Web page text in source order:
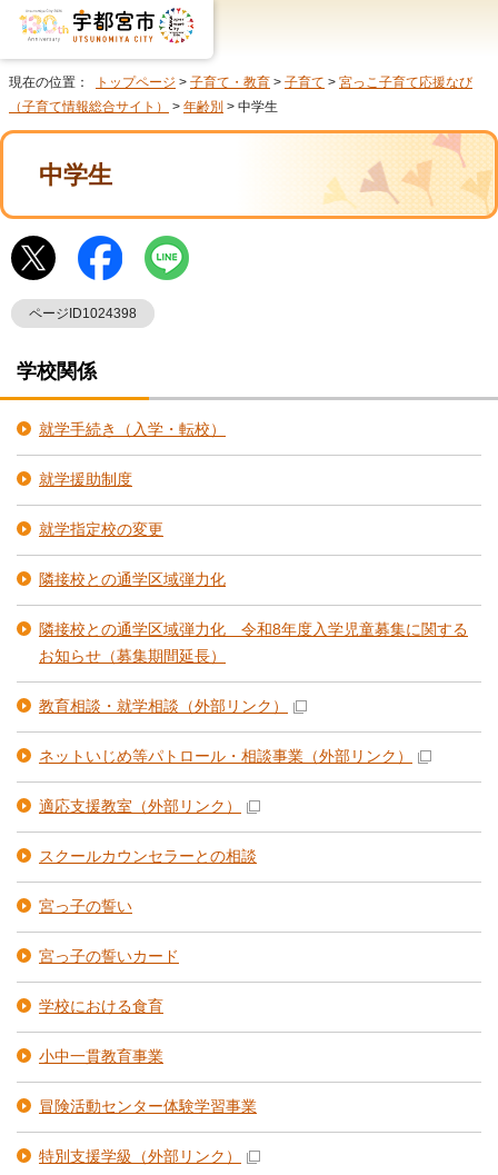
現在の位置： トップページ > 子育て・教育 > 子育て > 宮っこ子育て応援なび
（子育て情報総合サイト）
> 年齢別 > 中学生
中学生
ページID1024398
学校関係
就学手続き（入学・転校）
就学援助制度
就学指定校の変更
隣接校との通学区域弾力化
隣接校との通学区域弾力化 令和8年度入学児童募集に関する
お知らせ（募集期間延長）
教育相談・就学相談 （外部リンク）
ネットいじめ等パトロール・相談事業 （外部リンク）
適応支援教室 （外部リンク）
スクールカウンセラーとの相談
宮っ子の誓い
宮っ子の誓いカード
学校における食育
小中一貫教育事業
冒険活動センター体験学習事業
特別支援学級 （外部リンク）